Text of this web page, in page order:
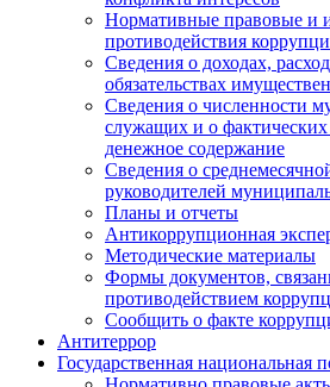
Нормативные правовые и
противодействия
Сведения о доходах,
обязательствах
Сведения о численности
служащих и о фактических
денежное содержание
Сведения о
руководителей
Планы и отчеты
Антикоррупционная
Методические материалы
Формы документов,
противодействием
Сообщить о факте
Антитеррор
Государственная национальная